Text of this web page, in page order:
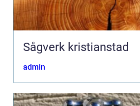
Sågverk kristianstad
admin